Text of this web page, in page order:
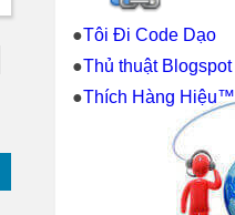
●Tôi Đi Code Dạo
●Thủ thuật Blogspot
●Thích Hàng Hiệu™